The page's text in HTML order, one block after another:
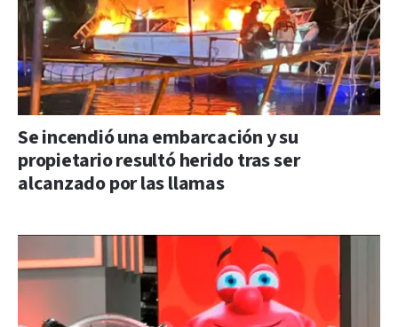
Se incendió una embarcación y su
propietario resultó herido tras ser
alcanzado por las llamas